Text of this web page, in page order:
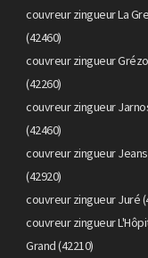
couvreur zingueur La
(42460)
couvreur zingueur
(42260)
couvreur zingueur
(42460)
couvreur zingueur
(42920)
couvreur zingueur Juré
couvreur zingueur
Grand (42210)